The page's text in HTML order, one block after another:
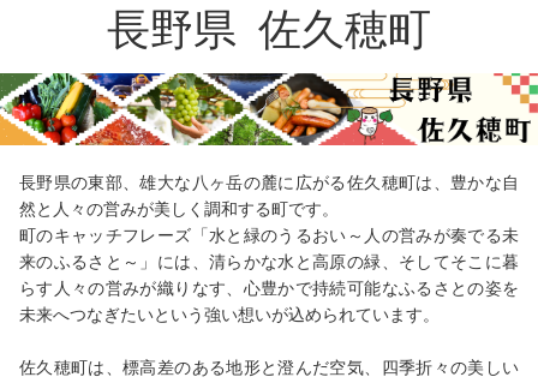
長野県 佐久穂町
長野県の東部、雄大な八ヶ岳の麓に広がる佐久穂町は、豊かな自
然と人々の営みが美しく調和する町です。
町のキャッチフレーズ「水と緑のうるおい～人の営みが奏でる未
来のふるさと～」には、清らかな水と高原の緑、そしてそこに暮
らす人々の営みが織りなす、心豊かで持続可能なふるさとの姿を
未来へつなぎたいという強い想いが込められています。
佐久穂町は、標高差のある地形と澄んだ空気、四季折々の美しい